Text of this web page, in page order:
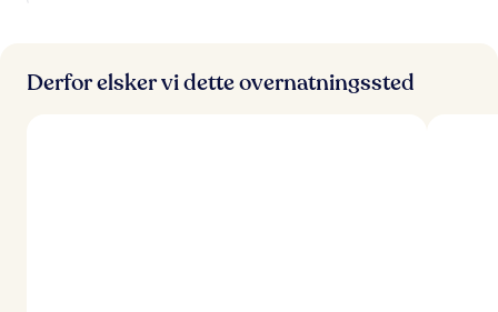
Derfor elsker vi dette overnatningssted